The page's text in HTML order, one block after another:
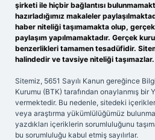
şirketi ile hiçbir bağlantısı
hazırladığımız makaleler
haber niteliği taşımamakta olup,
paylaşım yapılmamaktadır. Gerçek
benzerlikleri tamamen tesadüfidir.
halindedir ve tavsiye niteliği taşımazlar.
Sitemiz, 5651 Sayılı Kanun gereğince
Kurumu (BTK) tarafından onaylanmış bir
vermektedir. Bu nedenle, sitedeki
veya araştırma yükümlülüğümüz
yazdıkları içeriklerin sorumluluğunu
bu sorumluluğu kabul etmiş sayılırlar.